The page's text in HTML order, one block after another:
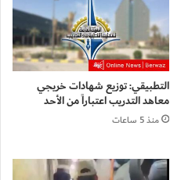
التطبيقي: توزيع شهادات خريجي
معاهد التدريب اعتباراً من الأحد
منذ 5 ساعات